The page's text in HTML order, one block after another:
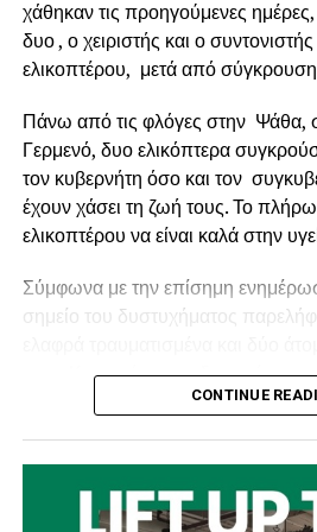
Ο Δήμαρχος Ναυπακτίας κ.
σχετικά: « Η Παράκαμψη του
την εικόνα και την προοπτική της
εξασφάλιση της χρηματοδότησης
αναγκαίου θεσμικού πλαισίου,
Πρόκειται για μία εξαιρετικά
χάθηκαν τις προηγούμενες
δυο , ο χειριστής και ο
ελικοπτέρου, μετά από
Πάνω από τις φλόγες στην Ψάθα,
Γερμενό, δυο ελικόπτερα
τον κυβερνήτη όσο και τον
έχουν χάσει τη ζωή τους. Το
ελικοπτέρου να είναι καλά στην
Σύμφωνα με την επίσημη
σημείο του δυστυχήματος
τους. Και οι τέσσερις
Νοσοκομείο Αεροπορίας (251
CONTINUE